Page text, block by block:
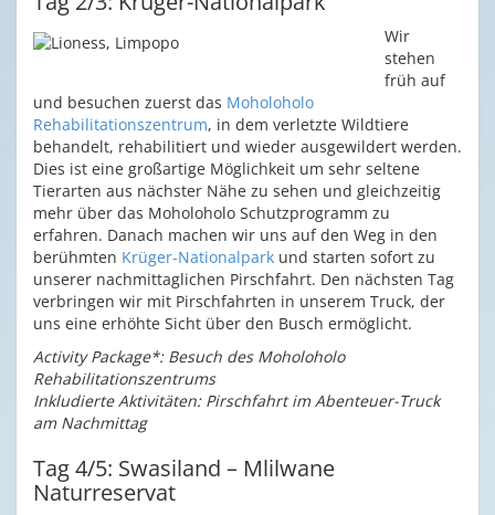
Wir
stehen
früh auf
und besuchen zuerst das Moholoholo
Rehabilitationszentrum, in dem verletzte Wildtiere
behandelt, rehabilitiert und wieder ausgewildert werden.
Dies ist eine großartige Möglichkeit um sehr seltene
Tierarten aus nächster Nähe zu sehen und gleichzeitig
mehr über das Moholoholo Schutzprogramm zu
erfahren. Danach machen wir uns auf den Weg in den
berühmten Krüger-Nationalpark und starten sofort zu
unserer nachmittaglichen Pirschfahrt. Den nächsten Tag
verbringen wir mit Pirschfahrten in unserem Truck, der
uns eine erhöhte Sicht über den Busch ermöglicht.
Activity Package*: Besuch des Moholoholo
Rehabilitationszentrums
Inkludierte Aktivitäten: Pirschfahrt im Abenteuer-Truck
am Nachmittag
Tag 4/5: Swasiland – Mlilwane
Naturreservat